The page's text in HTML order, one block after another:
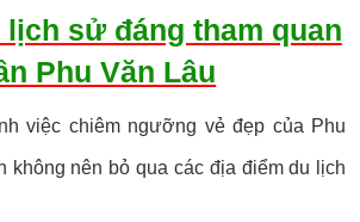
lịch sử đáng tham quan
Phu Văn Lâu
việc chiêm ngưỡng vẻ đẹp của Phu
không nên bỏ qua các địa điểm du lịch